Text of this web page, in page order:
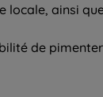
locale, ainsi
de